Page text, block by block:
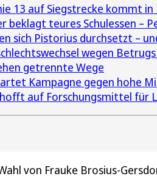
13 auf Siegstrecke kommt in
beklagt teures Schulessen –
sich Pistorius durchsetzt –
wegen
getrennte Wege
Kampagne gegen hohe
auf Forschungsmittel für
von Frauke Brosius-